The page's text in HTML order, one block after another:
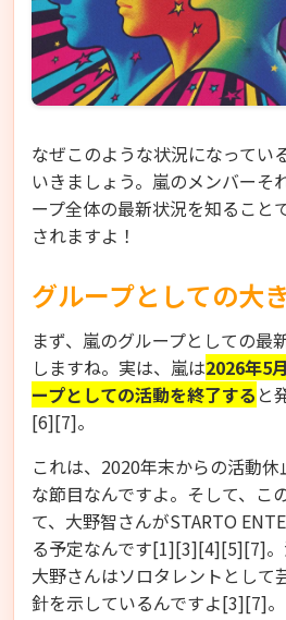
なぜこのような状況になってい
いきましょう。嵐のメンバーそ
ープ全体の最新状況を知ること
されますよ！
グループとしての大
まず、嵐のグループとしての最
しますね。実は、嵐は2026年5
ープとしての活動を終了する と
[6][7]。
これは、2020年末からの活動
な節目なんですよ。そして、こ
て、大野智さんがSTARTO
る予定なんです[1][3][4][5][7]。
大野さんはソロタレントとして
針を示しているんですよ[3][7]。